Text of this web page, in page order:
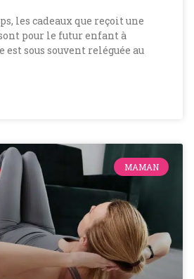
les cadeaux que reçoit une
pour le futur enfant à
sous souvent reléguée au
MAMAN